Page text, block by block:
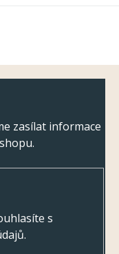
zasílat informace
s
.